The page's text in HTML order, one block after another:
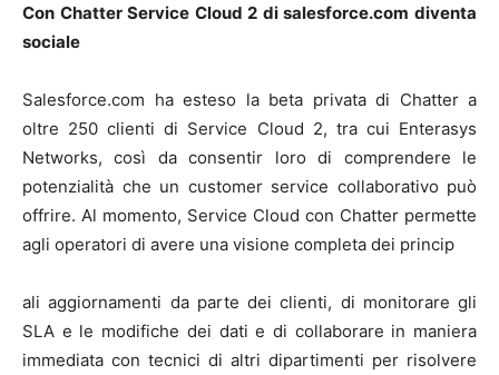
Con Chatter Service Cloud 2 di salesforce.com diventa
sociale
Salesforce.com ha esteso la beta privata di Chatter a
oltre 250 clienti di Service Cloud 2, tra cui Enterasys
Networks, così da consentir loro di comprendere le
potenzialità che un customer service collaborativo può
offrire. Al momento, Service Cloud con Chatter permette
agli operatori di avere una visione completa dei princip
ali aggiornamenti da parte dei clienti, di monitorare gli
SLA e le modifiche dei dati e di collaborare in maniera
immediata con tecnici di altri dipartimenti per risolvere